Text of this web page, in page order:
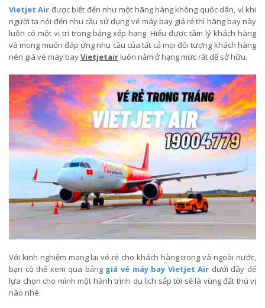
Vietjet Air được biết đến như một hãng hàng không quốc dân, vì khi
người ta nói đến nhu cầu sử dụng vé máy bay giá rẻ thì hãng bay này
luôn có một vị trí trong bảng xếp hạng. Hiểu được tâm lý khách hàng
và mong muốn đáp ứng nhu cầu của tất cả mọi đối tượng khách hàng
nên giá vé máy bayVietjetairluôn nằm ở hạng mức rất dể sở hữu.
Với kinh nghiệm mang lại vé rẻ cho khách hàng trong và ngoài nước,
bạn có thể xem qua bảng giá vé máy bay Vietjet Air dưới đây để
lựa chọn cho mình một hành trình du lịch sắp tới sẽ là vùng đất thú vị
nào nhé.